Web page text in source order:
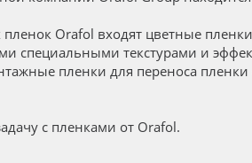
Orafol входят цветные
специальными текстурами и
пленки для переноса
с пленками от Orafol.